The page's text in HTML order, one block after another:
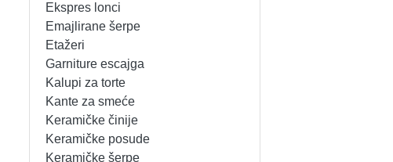
MIKSERI
MULTI STAJLERI
NUTRI PRACTIC
OSTALO ELEC
NOŽEVI
OSTALO
POJEDINAČNI ESCAJG
POSLUŽAVNICI
Ekspres lonci
Emajlirane šerpe
Etažeri
Garniture escajga
Kalupi za torte
Kante za smeće
Keramičke činije
Keramičke posude
Keramičke šerpe